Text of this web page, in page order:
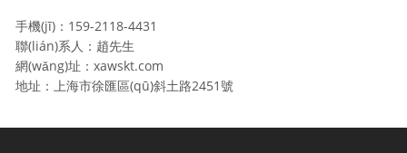
手機(jī)：159-2118-4431
聯(lián)系人：趙先生
網(wǎng)址：xawskt.com
地址：上海市徐匯區(qū)斜土路2451號